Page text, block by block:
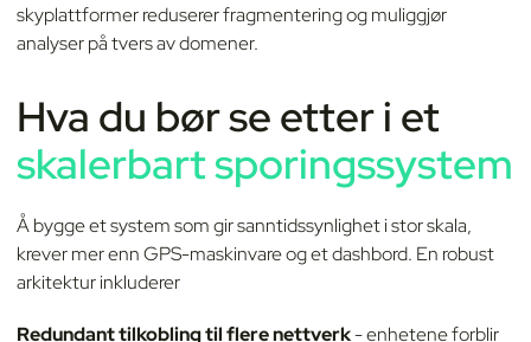
skyplattformer reduserer fragmentering og muliggjør
analyser på tvers av domener.
Hva du bør se etter i et
skalerbart sporingssystem
Å bygge et system som gir sanntidssynlighet i stor skala,
krever mer enn GPS-maskinvare og et dashbord. En robust
arkitektur inkluderer
Redundant tilkobling til flere nettverk- enhetene forblir